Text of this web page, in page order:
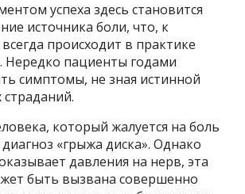
успеха здесь становится
источника боли, что, к
происходит в практике
Нередко пациенты годами
симптомы, не зная истинной
который жалуется на боль
«грыжа диска». Однако
давления на нерв, эта
быть вызвана совершенно